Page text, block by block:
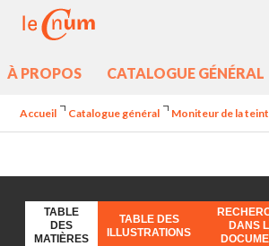
À PROPOS CATALOGUE GÉNÉRAL
Accueil Catalogue général Moniteur de la
TABLE
DES
MATIÈRES
TABLE DES
ILLUSTRATIONS
DANS